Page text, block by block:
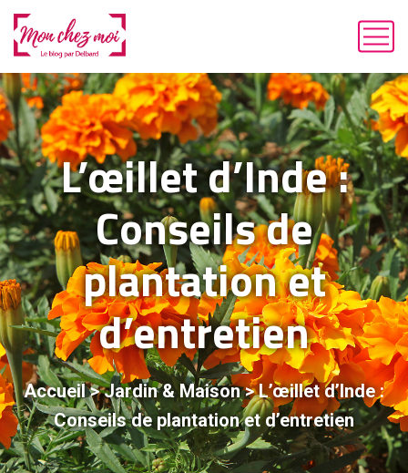
L’œillet d’Inde :
Conseils de
plantation et
d’entretien
Accueil>Jardin & Maison>L’œillet d’Inde :
Conseils de plantation et d’entretien